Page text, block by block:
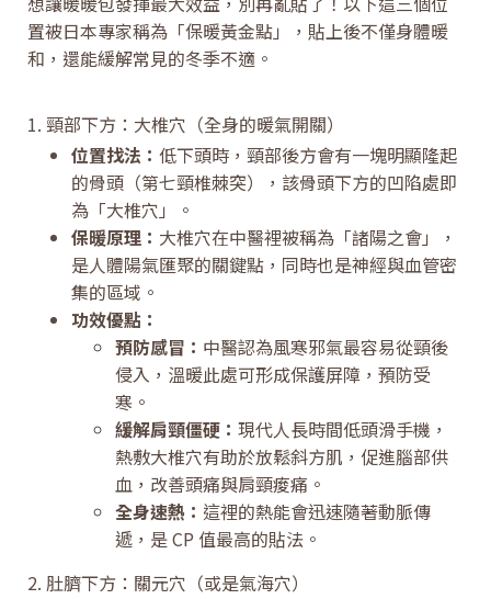
置被日本專家稱為「保暖黃金點」，貼上後不僅身體暖
和，還能緩解常見的冬季不適。
1. 頸部下方：大椎穴（全身的暖氣開關）
位置找法： 低下頭時，頸部後方會有一塊明顯隆起
的骨頭（第七頸椎棘突），該骨頭下方的凹陷處即
為「大椎穴」。
保暖原理： 大椎穴在中醫裡被稱為「諸陽之會」，
是人體陽氣匯聚的關鍵點，同時也是神經與血管密
集的區域。
功效優點：
預防感冒： 中醫認為風寒邪氣最容易從頸後
侵入，溫暖此處可形成保護屏障，預防受
寒。
緩解肩頸僵硬： 現代人長時間低頭滑手機，
熱敷大椎穴有助於放鬆斜方肌，促進腦部供
血，改善頭痛與肩頸痠痛。
全身速熱： 這裡的熱能會迅速隨著動脈傳
遞，是 CP 值最高的貼法。
2. 肚臍下方：關元穴（或是氣海穴）